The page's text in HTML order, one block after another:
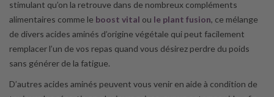
stimulant qu’on la retrouve dans de nombreux compléments
alimentaires comme le boost vital ou le plant fusion, ce mélange
de divers acides aminés d’origine végétale qui peut facilement
remplacer l’un de vos repas quand vous désirez perdre du poids
sans générer de la fatigue.
D’autres acides aminés peuvent vous venir en aide à condition de